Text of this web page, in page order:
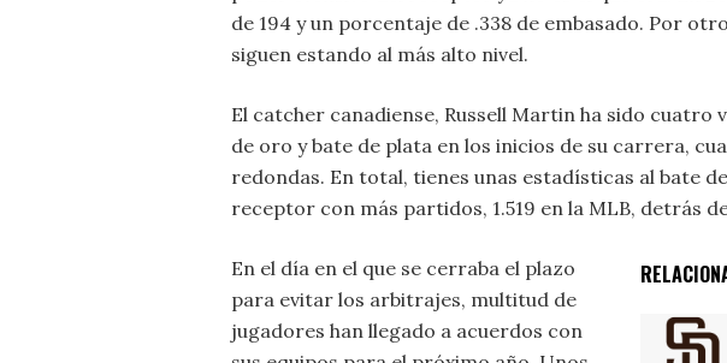
de 194 y un porcentaje de .338 de embasado. Por
siguen estando al más alto nivel.
El catcher canadiense, Russell Martin ha sido cuatro
de oro y bate de plata en los inicios de su carrera,
redondas. En total, tienes unas estadísticas al bate
receptor con más partidos, 1.519 en la MLB, detrás
En el día en el que se cerraba el plazo
para evitar los arbitrajes, multitud de
jugadores han llegado a acuerdos con